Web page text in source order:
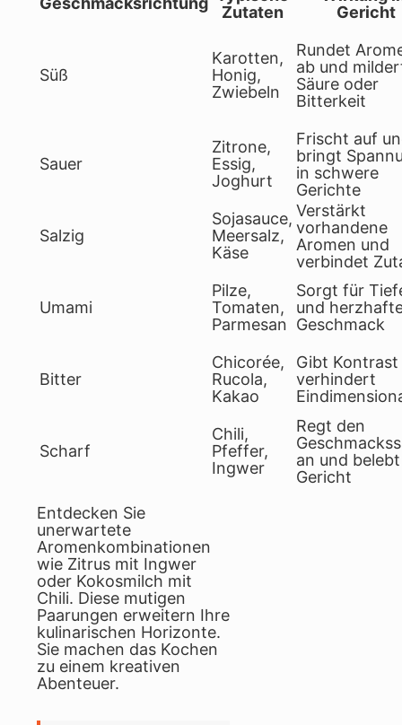
Zutaten
Gericht
Süß
Karotten,
Honig,
Zwiebeln
Rundet
ab und
Säure oder
Bitterkeit
Sauer
Zitrone,
Essig,
Joghurt
Frischt auf
bringt
in schwere
Gerichte
Salzig
Sojasauce,
Meersalz,
Käse
Verstärkt
vorhandene
Aromen und
verbindet
Umami
Pilze,
Tomaten,
Parmesan
Sorgt für
und
Geschmack
Bitter
Chicorée,
Rucola,
Kakao
Gibt Kontrast
verhindert
Scharf
Chili,
Pfeffer,
Ingwer
Regt den
an und
Gericht
Entdecken Sie
unerwartete
Aromenkombinationen
wie Zitrus mit Ingwer
oder Kokosmilch mit
Chili. Diese mutigen
Paarungen erweitern Ihre
kulinarischen Horizonte.
Sie machen das Kochen
zu einem kreativen
Abenteuer.